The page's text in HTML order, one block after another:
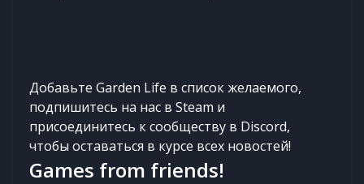
Добавьте Garden Life в список желаемого,
подпишитесь на нас в Steam и
присоединитесь к сообществу в Discord,
чтобы оставаться в курсе всех новостей!
Games from friends!